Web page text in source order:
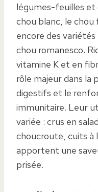
légumes-feuilles et
chou blanc, le chou
encore des
chou romanesco.
vitamine K et en
rôle majeur dans la
digestifs et le
immunitaire. Leur
variée : crus en
choucroute, cuits à
apportent une
prisée.